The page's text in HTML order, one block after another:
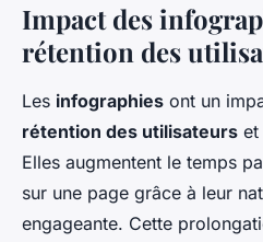
Impact des
rétention des
Les infographies ont un
rétention des utilisateurs et
Elles augmentent le temps
sur une page grâce à leur
engageante. Cette